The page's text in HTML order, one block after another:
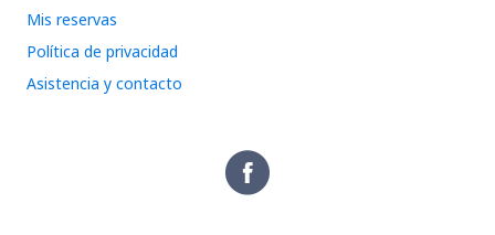
Mis reservas
Política de privacidad
Asistencia y contacto